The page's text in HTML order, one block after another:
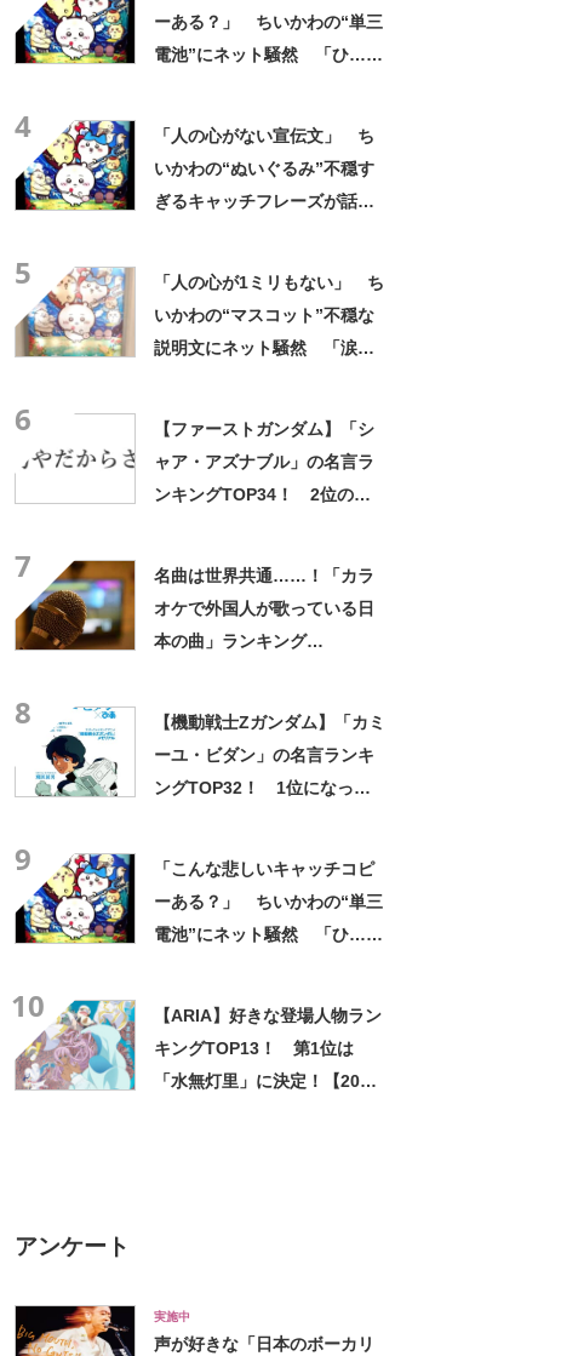
ーある？」 ちいかわの“単三
電池”にネット騒然 「ひ…人
4
「人の心がない宣伝文」 ち
いかわの“ぬいぐるみ”不穏す
ぎるキャッチフレーズが話
5
「人の心が1ミリもない」 ち
いかわの“マスコット”不穏な
説明文にネット騒然 「涙し
6
【ファーストガンダム】「シ
ャア・アズナブル」の名言ラ
ンキングTOP34！ 2位の
7
名曲は世界共通……！「カラ
オケで外国人が歌っている日
本の曲」ランキング
8
【機動戦士Zガンダム】「カミ
ーユ・ビダン」の名言ランキ
ングTOP32！ 1位になった
9
「こんな悲しいキャッチコピ
ーある？」 ちいかわの“単三
電池”にネット騒然 「ひ…人
10
【ARIA】好きな登場人物ラン
キングTOP13！ 第1位は
「水無灯里」に決定！【2021
アンケート
実施中
声が好きな「日本のボーカリ